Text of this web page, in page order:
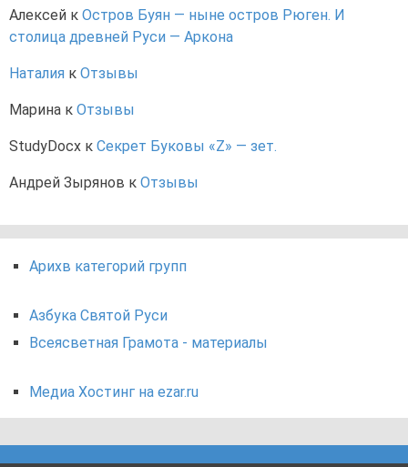
Алексей к Остров Буян — ныне остров Рюген. И
столица древней Руси — Аркона
Наталия к Отзывы
Марина к Отзывы
StudyDocx к Секрет Буковы «Z» — зет.
Андрей Зырянов к Отзывы
Арихв категорий групп
Азбука Святой Руси
Всеясветная Грамота - материалы
Медиа Хостинг на ezar.ru